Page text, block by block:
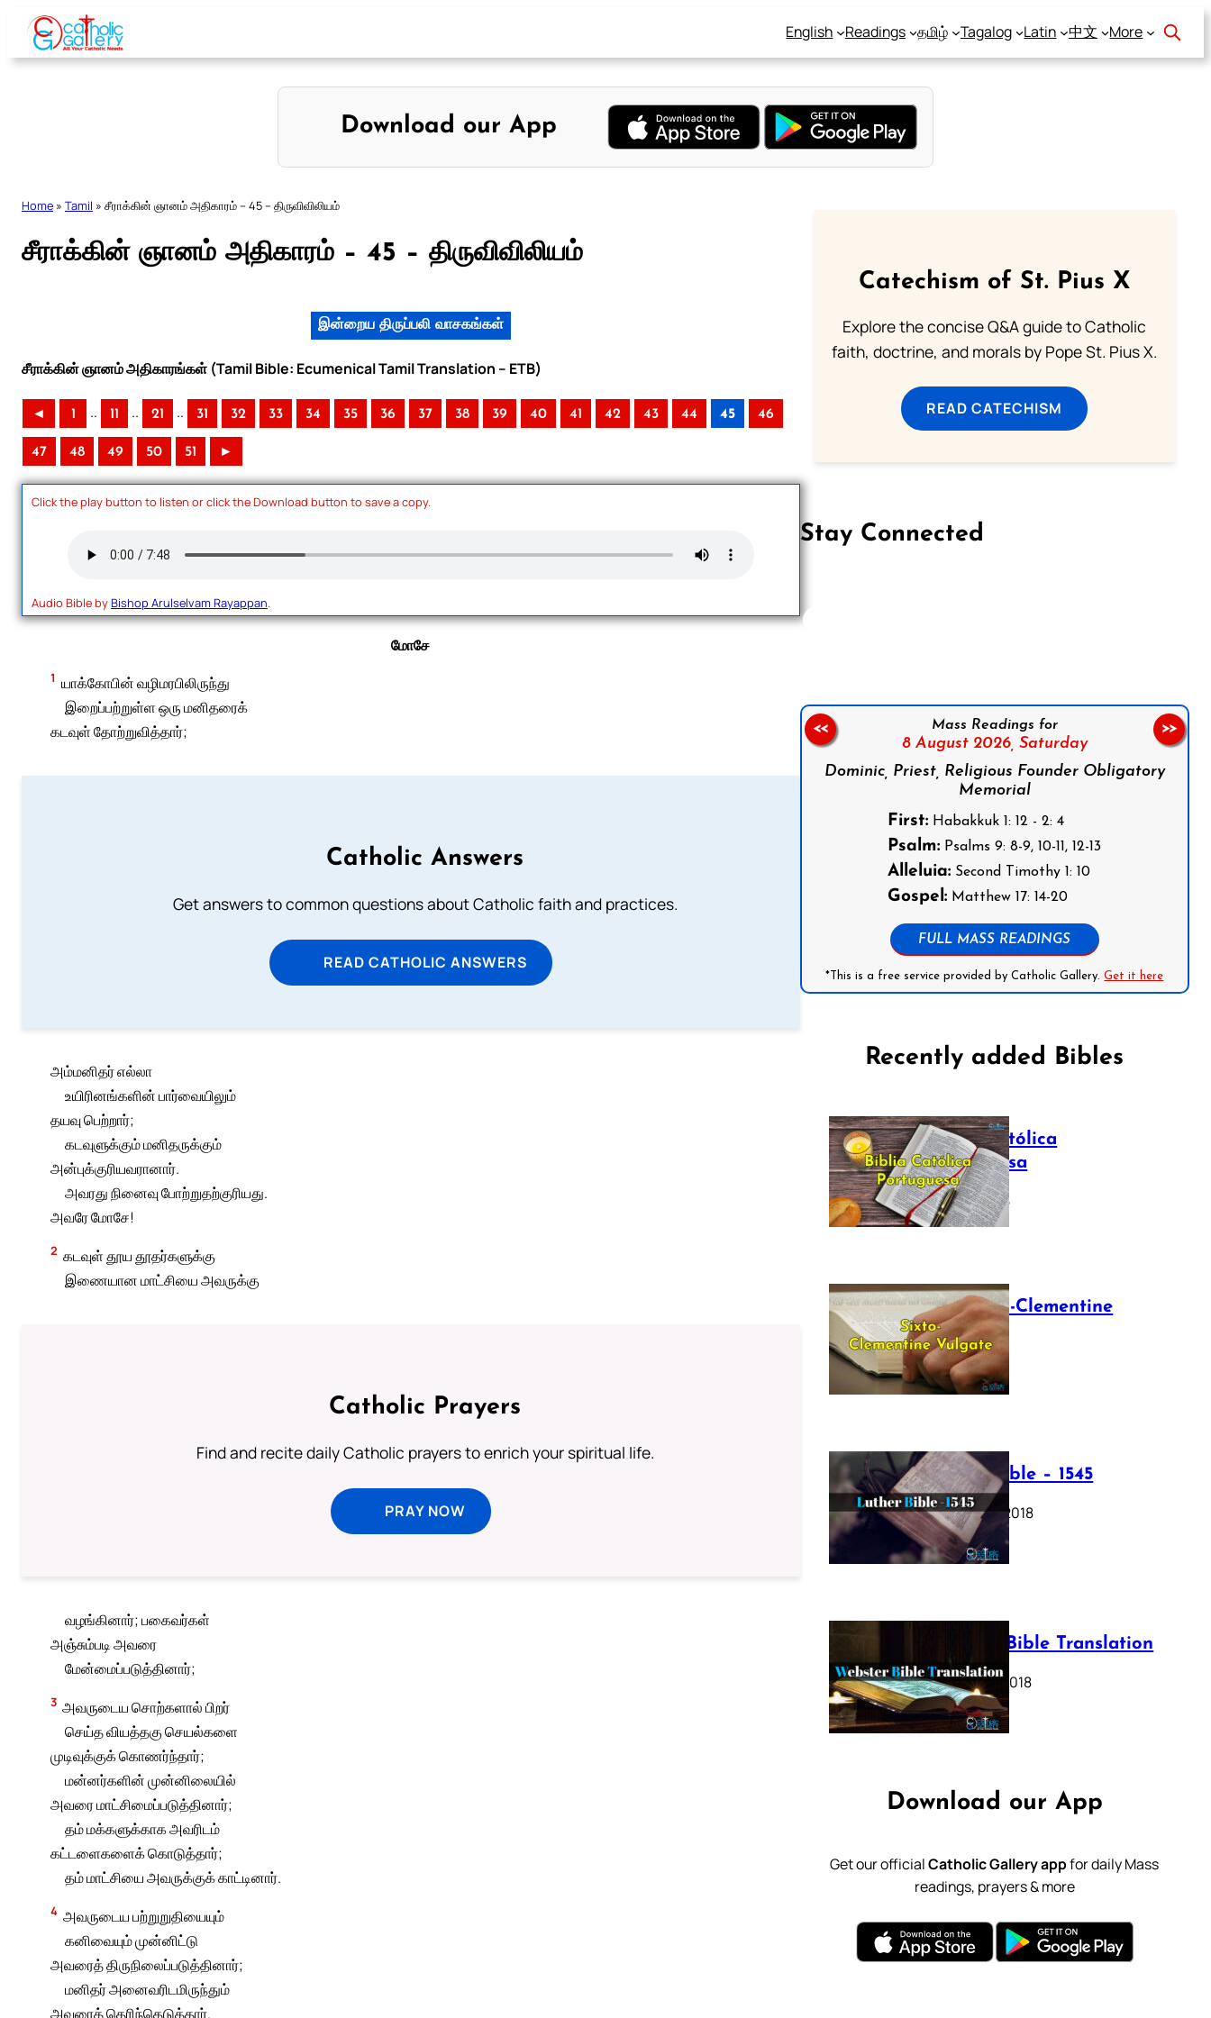
Skip
content
English Readings தமிழ் Tagalog Latin 中文 More
Download our App
Home » Tamil » சீராக்கின் ஞானம் அதிகாரம் – 45 – திருவிவிலியம்
சீராக்கின் ஞானம் அதிகாரம் – 45 – திருவிவிலியம்
இன்றைய திருப்பலி வாசகங்கள்
சீராக்கின் ஞானம் அதிகாரங்கள் (Tamil Bible: Ecumenical Tamil Translation – ETB)
◄ 1 .. 11 .. 21 .. 31 32 33 34 35 36 37 38 39 40 41 42 43 44 45 46
47 48 49 50 51 ►
Click the play button to listen or click the Download button to save a copy.
Audio Bible byBishop Arulselvam Rayappan.
மோசே
1 யாக்கோபின் வழிமரபிலிருந்து
இறைப்பற்றுள்ள ஒரு மனிதரைக்
கடவுள் தோற்றுவித்தார்;
Catholic Answers
Get answers to common questions about Catholic faith and practices.
READ CATHOLIC ANSWERS
அம்மனிதர் எல்லா
உயிரினங்களின் பார்வையிலும்
தயவு பெற்றார்;
கடவுளுக்கும் மனிதருக்கும்
அன்புக்குரியவரானார்.
அவரது நினைவு போற்றுதற்குரியது.
அவரே மோசே!
2 கடவுள் தூய தூதர்களுக்கு
இணையான மாட்சியை அவருக்கு
Catholic Prayers
Find and recite daily Catholic prayers to enrich your spiritual life.
PRAY NOW
வழங்கினார்; பகைவர்கள்
அஞ்சும்படி அவரை
மேன்மைப்படுத்தினார்;
3 அவருடைய சொற்களால் பிறர்
செய்த வியத்தகு செயல்களை
முடிவுக்குக் கொணர்ந்தார்;
மன்னர்களின் முன்னிலையில்
அவரை மாட்சிமைப்படுத்தினார்;
தம் மக்களுக்காக அவரிடம்
கட்டளைகளைக் கொடுத்தார்;
தம் மாட்சியை அவருக்குக் காட்டினார்.
4 அவருடைய பற்றுறுதியையும்
கனிவையும் முன்னிட்டு
அவரைத் திருநிலைப்படுத்தினார்;
மனிதர் அனைவரிடமிருந்தும்
அவரைத் தெரிந்தெடுத்தார்.
Catechism of St. Pius X
Explore the concise Q&A guide to Catholic
faith, doctrine, and morals by Pope St. Pius X.
READ CATECHISM
Stay Connected
Follow us on Facebook
Mass Readings for
8 August 2026, Saturday
Dominic, Priest, Religious Founder Obligatory
Memorial
First: Habakkuk 1: 12 - 2: 4
Psalm: Psalms 9: 8-9, 10-11, 12-13
Alleluia: Second Timothy 1: 10
Gospel: Matthew 17: 14-20
FULL MASS READINGS
*This is a free service provided by Catholic Gallery.Get it here
<< >>
Recently added Bibles
Bíblia Católica
Portuguesa
July 16, 2025
The Sixto-Clementine
Vulgate
July 12, 2025
Luther Bible – 1545
October 17, 2018
Webster Bible Translation
October 11, 2018
Download our App
Get our officialCatholic Gallery appfor daily Mass
readings, prayers & more